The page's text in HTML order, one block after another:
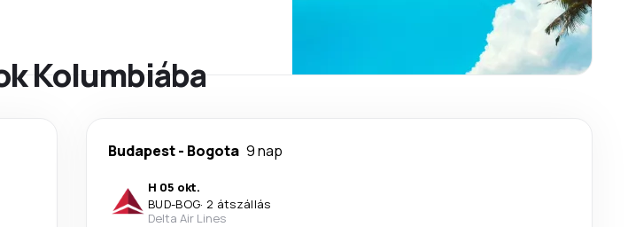
Kolumbiába
Budapest- Bogota 9 nap
H 05 okt.
BUD-BOG· 2 átszállás
Delta Air Lines